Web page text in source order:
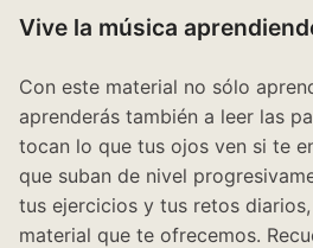
Vive la música
Con este material no sólo
aprenderás también a leer las
tocan lo que tus ojos ven si te
que suban de nivel
tus ejercicios y tus retos
material que te ofrecemos.